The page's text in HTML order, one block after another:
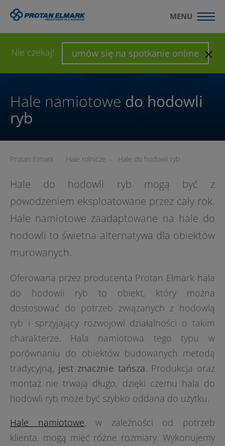
Nie czekaj! umów się na spotkanie online
MENU
WYŚLIJ ZAPYTANIE SKONFIGURUJ HALĘ
Hale namiotowe do hodowli
ryb
Protan Elmark - Hale rolnicze - Hale do hodowli ryb
Hale do hodowli ryb mogą być z
powodzeniem eksploatowane przez cały rok.
Hale namiotowe zaadaptowane na hale do
hodowli to świetna alternatywa dla obiektów
murowanych.
Oferowana przez producenta Protan Elmark hala
do hodowli ryb to obiekt, który można
dostosować do potrzeb związanych z hodowlą
ryb i sprzyjający rozwojowi działalności o takim
charakterze. Hala namiotowa tego typu w
porównaniu do obiektów budowanych metodą
tradycyjną, jest znacznie tańsza. Produkcja oraz
montaż nie trwają długo, dzięki czemu hala do
hodowli ryb może być szybko oddana do użytku.
Hale namiotowe, w zależności od potrzeb
klienta, mogą mieć różne rozmiary. Wykonujemy